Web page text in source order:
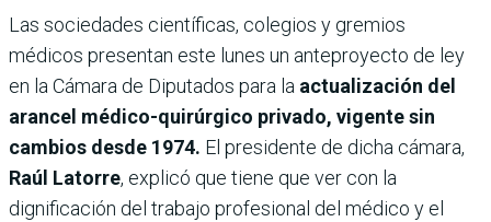
Las sociedades científicas, colegios y gremios
médicos presentan este lunes un anteproyecto de ley
en la Cámara de Diputados para la actualización del
arancel médico-quirúrgico privado, vigente sin
cambios desde 1974. El presidente de dicha cámara,
Raúl Latorre, explicó que tiene que ver con la
dignificación del trabajo profesional del médico y el